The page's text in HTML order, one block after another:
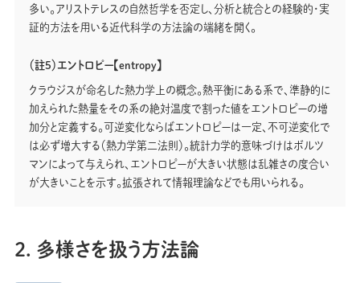
多い。アリストテレスの自然哲学を否定し、分析と統合との経験的・実
証的方法を用いる近代科学の方法論の端緒を開く。
（註5）エントロピー【entropy】
クラウジスが命名した熱力学上の概念。熱平衡にある系で、準静的に
加えられた熱量をその系の絶対温度で割った値をエントロピーの増
加分と定義する。可逆変化ならばエントロピーは一定、不可逆変化で
は必ず増大する（熱力学第二法則）。統計力学的意味づけはボルツ
マンによって与えられ、エントロピーが大きい状態は乱雑さの度合い
が大きいことを示す。拡張されて情報理論などでも用いられる。
2. 多様さを扱う方法論